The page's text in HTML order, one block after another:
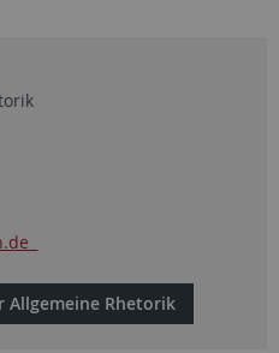
Allgemeine Rhetorik